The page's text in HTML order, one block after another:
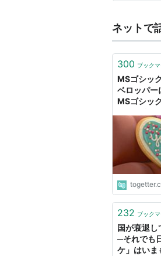
ネットで
300 ブック
MSゴシッ
ベロッパー
MSゴシッ
も無頓着」
232 ブック
国が衰退し
─それでも
ケ」はいま